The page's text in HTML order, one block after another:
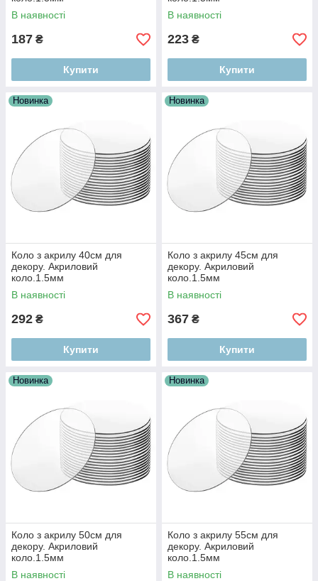
В наявності
187 ₴
Купити
В наявності
223 ₴
Купити
Новинка
Коло з акрилу 40см для
декору. Акриловий
коло.1.5мм
В наявності
292 ₴
Купити
Новинка
Коло з акрилу 45см для
декору. Акриловий
коло.1.5мм
В наявності
367 ₴
Купити
Новинка
Коло з акрилу 50см для
декору. Акриловий
коло.1.5мм
В наявності
Новинка
Коло з акрилу 55см для
декору. Акриловий
коло.1.5мм
В наявності